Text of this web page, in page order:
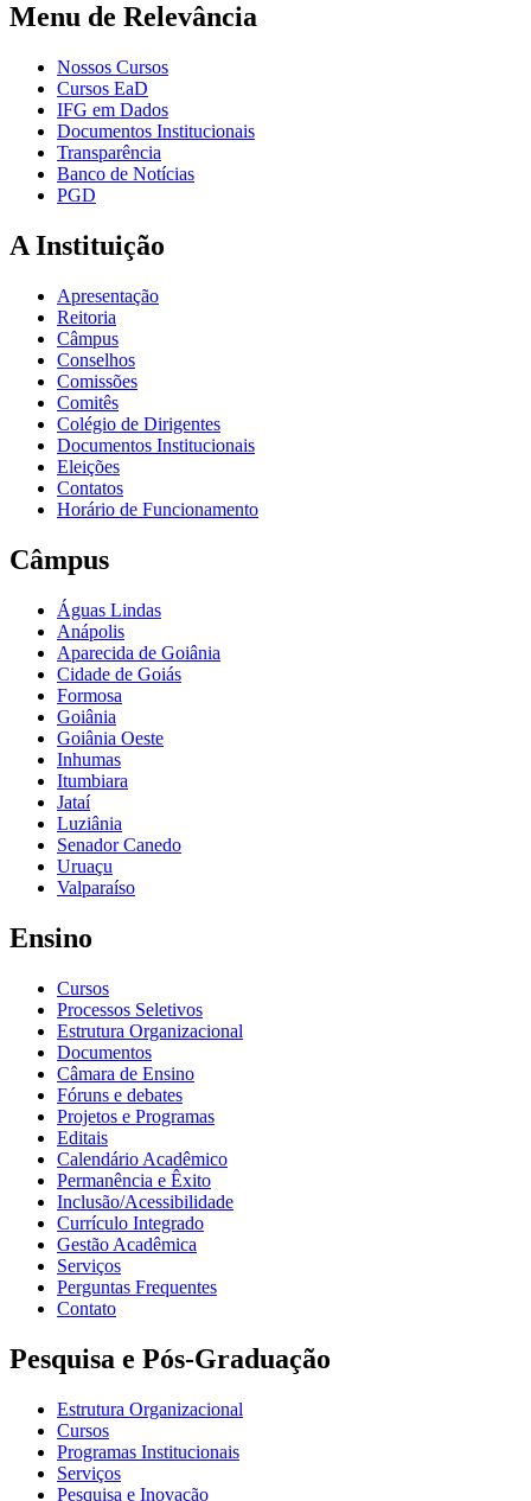
Menu de Relevância
Nossos Cursos
Cursos EaD
IFG em Dados
Documentos Institucionais
Transparência
Banco de Notícias
PGD
A Instituição
Apresentação
Reitoria
Câmpus
Conselhos
Comissões
Comitês
Colégio de Dirigentes
Documentos Institucionais
Eleições
Contatos
Horário de Funcionamento
Câmpus
Águas Lindas
Anápolis
Aparecida de Goiânia
Cidade de Goiás
Formosa
Goiânia
Goiânia Oeste
Inhumas
Itumbiara
Jataí
Luziânia
Senador Canedo
Uruaçu
Valparaíso
Ensino
Cursos
Processos Seletivos
Estrutura Organizacional
Documentos
Câmara de Ensino
Fóruns e debates
Projetos e Programas
Editais
Calendário Acadêmico
Permanência e Êxito
Inclusão/Acessibilidade
Currículo Integrado
Gestão Acadêmica
Serviços
Perguntas Frequentes
Contato
Pesquisa e Pós-Graduação
Estrutura Organizacional
Cursos
Programas Institucionais
Serviços
Pesquisa e Inovação